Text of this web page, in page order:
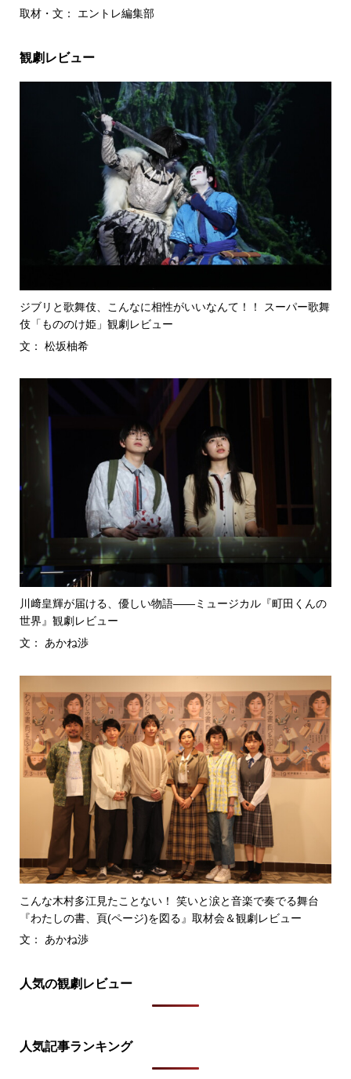
取材・文： エントレ編集部
観劇レビュー
ジブリと歌舞伎、こんなに相性がいいなんて！！ スーパー歌舞
伎「もののけ姫」観劇レビュー
文： 松坂柚希
川﨑皇輝が届ける、優しい物語――ミュージカル『町田くんの
世界』観劇レビュー
文： あかね渉
こんな木村多江見たことない！ 笑いと涙と音楽で奏でる舞台
『わたしの書、頁(ページ)を図る』取材会＆観劇レビュー
文： あかね渉
人気の観劇レビュー
人気記事ランキング